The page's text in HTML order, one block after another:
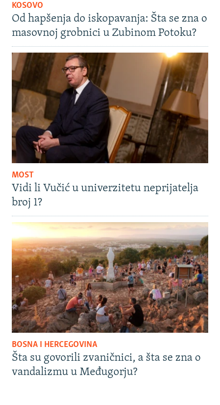
KOSOVO
Od hapšenja do iskopavanja: Šta se zna o
masovnoj grobnici u Zubinom Potoku?
MOST
Vidi li Vučić u univerzitetu neprijatelja
broj 1?
BOSNA I HERCEGOVINA
Šta su govorili zvaničnici, a šta se zna o
vandalizmu u Međugorju?